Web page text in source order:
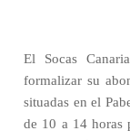
El Socas
formalizar su
situadas en el
de 10 a 14 horas